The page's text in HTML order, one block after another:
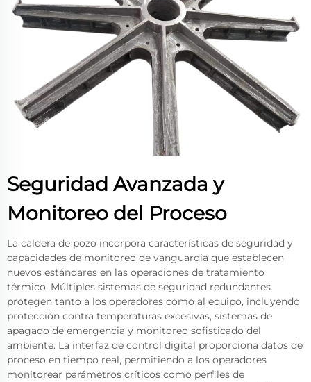
Seguridad Avanzada y
Monitoreo del Proceso
La caldera de pozo incorpora características de seguridad y
capacidades de monitoreo de vanguardia que establecen
nuevos estándares en las operaciones de tratamiento
térmico. Múltiples sistemas de seguridad redundantes
protegen tanto a los operadores como al equipo, incluyendo
protección contra temperaturas excesivas, sistemas de
apagado de emergencia y monitoreo sofisticado del
ambiente. La interfaz de control digital proporciona datos de
proceso en tiempo real, permitiendo a los operadores
monitorear parámetros críticos como perfiles de